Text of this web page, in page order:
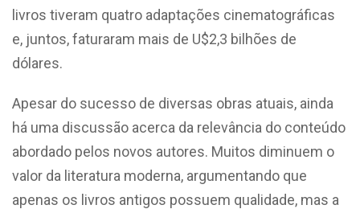
livros tiveram quatro adaptações cinematográficas
e, juntos, faturaram mais de U$2,3 bilhões de
dólares.
Apesar do sucesso de diversas obras atuais, ainda
há uma discussão acerca da relevância do conteúdo
abordado pelos novos autores. Muitos diminuem o
valor da literatura moderna, argumentando que
apenas os livros antigos possuem qualidade, mas a